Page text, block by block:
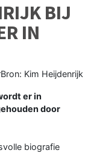
BIJ
IN
Bron: Kim Heijdenrijk
er in
door
biografie